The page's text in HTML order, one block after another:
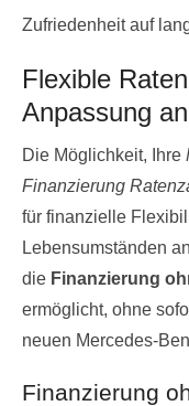
Zufriedenheit auf
Flexible
Anpassung
Die Möglichkeit, Ihre
Finanzierung
für finanzielle
Lebensumständen
die Finanzierung
ermöglicht, ohne
neuen Mercedes-
Finanzierung